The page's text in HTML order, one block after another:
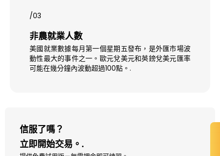
/03
非農就業人數
美國就業數據每月第一個星期五發布，是外匯市場波
動性最大的事件之一。歐元兌美元和英鎊兌美元匯率
可能在幾分鐘內波動超過100點。.
信服了嗎？
立即開始交易。.